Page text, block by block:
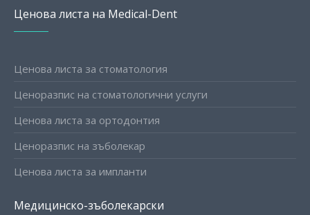
Ценова листа на Medical-Dent
Ценова листа за стоматология
Ценоразпис на стоматологични услуги
Ценова листа за ортодонтия
Ценоразпис на зъболекар
Ценова листа за импланти
Медицинско-зъболекарски